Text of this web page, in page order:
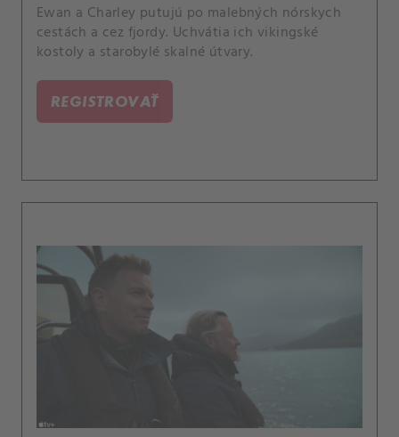
Ewan a Charley putujú po malebných nórskych
cestách a cez fjordy. Uchvátia ich vikingské
kostoly a starobylé skalné útvary.
REGISTROVAŤ